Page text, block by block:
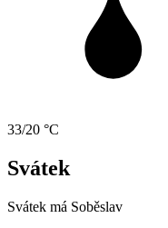
33/20 °C
Svátek
Svátek má Soběslav